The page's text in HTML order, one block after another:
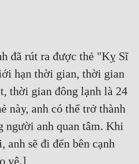
đã rút ra được thẻ "Kỵ Sĩ
hạn thời gian, thời gian
thời gian đông lạnh là 24
này, anh có thể trở thành
người anh quan tâm. Khi
anh sẽ đi đến bên cạnh
vệ.]